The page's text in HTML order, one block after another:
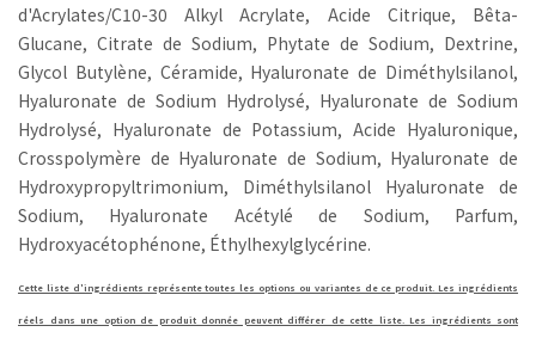
d'Acrylates/C10-30 Alkyl Acrylate, Acide Citrique, Bêta-
Glucane, Citrate de Sodium, Phytate de Sodium, Dextrine,
Glycol Butylène, Céramide, Hyaluronate de Diméthylsilanol,
Hyaluronate de Sodium Hydrolysé, Hyaluronate de Sodium
Hydrolysé, Hyaluronate de Potassium, Acide Hyaluronique,
Crosspolymère de Hyaluronate de Sodium, Hyaluronate de
Hydroxypropyltrimonium, Diméthylsilanol Hyaluronate de
Sodium, Hyaluronate Acétylé de Sodium, Parfum,
Hydroxyacétophénone, Éthylhexylglycérine.
Cette liste d'ingrédients représente toutes les options ou variantes de ce produit. Les ingrédients
réels dans une option de produit donnée peuvent différer de cette liste. Les ingrédients sont